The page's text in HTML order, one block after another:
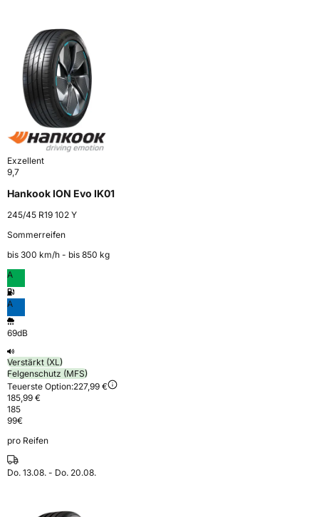
Exzellent
9,7
Hankook ION Evo IK01
245/45 R19 102 Y
Sommerreifen
bis 300 km⁠/⁠h - bis 850 kg
A
A
69dB
Verstärkt (XL)
Felgenschutz (MFS)
Teuerste Option:227,99 €
185,99 €
185
99€
pro Reifen
Do. 13.08. - Do. 20.08.